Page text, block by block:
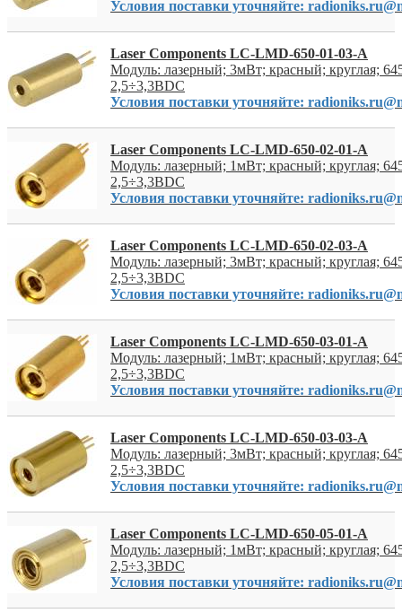
Условия поставки уточняйте:
Laser Components LC-LMD-650-01-03-A
Модуль: лазерный; 3мВт; красный; круглая;
2,5÷3,3ВDC
Условия поставки уточняйте:
Laser Components LC-LMD-650-02-01-A
Модуль: лазерный; 1мВт; красный; круглая;
2,5÷3,3ВDC
Условия поставки уточняйте:
Laser Components LC-LMD-650-02-03-A
Модуль: лазерный; 3мВт; красный; круглая;
2,5÷3,3ВDC
Условия поставки уточняйте:
Laser Components LC-LMD-650-03-01-A
Модуль: лазерный; 1мВт; красный; круглая;
2,5÷3,3ВDC
Условия поставки уточняйте:
Laser Components LC-LMD-650-03-03-A
Модуль: лазерный; 3мВт; красный; круглая;
2,5÷3,3ВDC
Условия поставки уточняйте:
Laser Components LC-LMD-650-05-01-A
Модуль: лазерный; 1мВт; красный; круглая;
2,5÷3,3ВDC
Условия поставки уточняйте: